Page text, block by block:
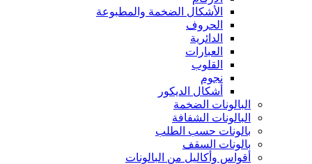
الأشكال الضخمة والمطبوعة
الحروف
الدائرية
العبارات
القلوب
نجوم
أشكال الديكور
البالونات الضخمة
البالونات الشفافة
بالونات حسب الطلب
بالونات السقف
أقواس وأكاليل من البالونات